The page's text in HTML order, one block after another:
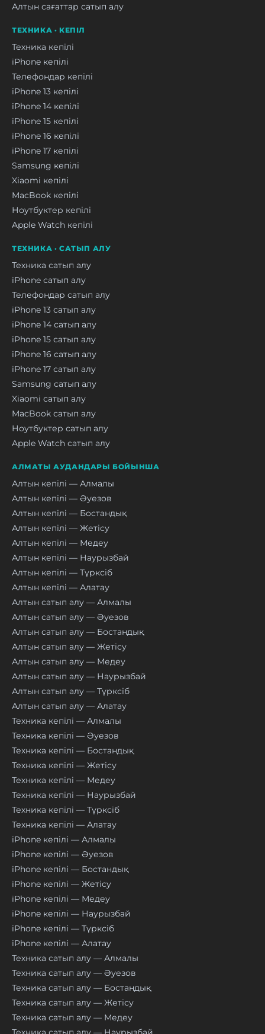
Алтын сағаттар сатып алу
ТЕХНИКА · КЕПІЛ
Техника кепілі
iPhone кепілі
Телефондар кепілі
iPhone 13 кепілі
iPhone 14 кепілі
iPhone 15 кепілі
iPhone 16 кепілі
iPhone 17 кепілі
Samsung кепілі
Xiaomi кепілі
MacBook кепілі
Ноутбуктер кепілі
Apple Watch кепілі
ТЕХНИКА · САТЫП АЛУ
Техника сатып алу
iPhone сатып алу
Телефондар сатып алу
iPhone 13 сатып алу
iPhone 14 сатып алу
iPhone 15 сатып алу
iPhone 16 сатып алу
iPhone 17 сатып алу
Samsung сатып алу
Xiaomi сатып алу
MacBook сатып алу
Ноутбуктер сатып алу
Apple Watch сатып алу
АЛМАТЫ АУДАНДАРЫ БОЙЫНША
Алтын кепілі — Алмалы
Алтын кепілі — Әуезов
Алтын кепілі — Бостандық
Алтын кепілі — Жетісу
Алтын кепілі — Медеу
Алтын кепілі — Наурызбай
Алтын кепілі — Түрксіб
Алтын кепілі — Алатау
Алтын сатып алу — Алмалы
Алтын сатып алу — Әуезов
Алтын сатып алу — Бостандық
Алтын сатып алу — Жетісу
Алтын сатып алу — Медеу
Алтын сатып алу — Наурызбай
Алтын сатып алу — Түрксіб
Алтын сатып алу — Алатау
Техника кепілі — Алмалы
Техника кепілі — Әуезов
Техника кепілі — Бостандық
Техника кепілі — Жетісу
Техника кепілі — Медеу
Техника кепілі — Наурызбай
Техника кепілі — Түрксіб
Техника кепілі — Алатау
iPhone кепілі — Алмалы
iPhone кепілі — Әуезов
iPhone кепілі — Бостандық
iPhone кепілі — Жетісу
iPhone кепілі — Медеу
iPhone кепілі — Наурызбай
iPhone кепілі — Түрксіб
iPhone кепілі — Алатау
Техника сатып алу — Алмалы
Техника сатып алу — Әуезов
Техника сатып алу — Бостандық
Техника сатып алу — Жетісу
Техника сатып алу — Медеу
Техника сатып алу — Наурызбай